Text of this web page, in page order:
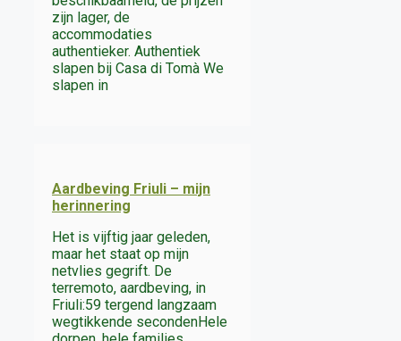
zijn lager, de
accommodaties
authentieker. Authentiek
slapen bij Casa di Tomà We
slapen in
Aardbeving Friuli – mijn
herinnering
Het is vijftig jaar geleden,
maar het staat op mijn
netvlies gegrift. De
terremoto, aardbeving, in
Friuli:59 tergend langzaam
wegtikkende secondenHele